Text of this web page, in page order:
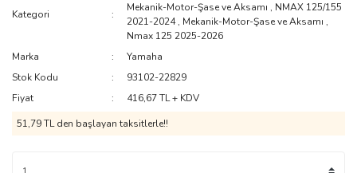
Kategori
Mekanik-Motor-Şase ve Aksamı , NMAX 125/155
2021-2024, Mekanik-Motor-Şase ve Aksamı ,
Nmax 125 2025-2026
Marka
Yamaha
Stok Kodu
93102-22829
Fiyat
416,67 TL + KDV
51,79 TL den başlayan taksitlerle!!